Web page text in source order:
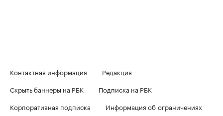
Контактная информация
Редакция
Скрыть баннеры на РБК
Подписка на РБК
Корпоративная подписка
Информация об ограничениях